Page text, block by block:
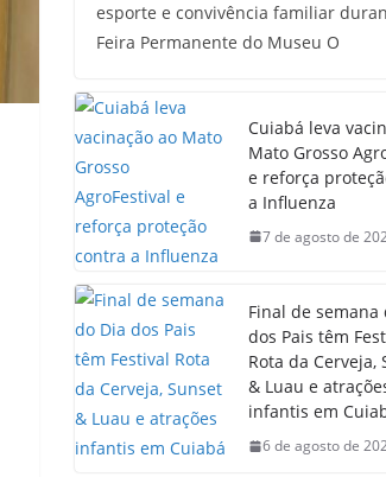
esporte e convivência familiar
Feira Permanente do Museu O
Cuiabá leva
Mato Grosso
e reforça
a Influenza
7 de agosto de
Final de semana
dos Pais têm
Rota da Cerveja,
& Luau e
infantis em
6 de agosto de